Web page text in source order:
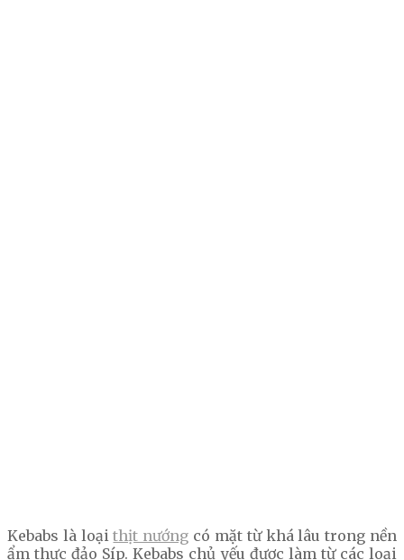
Kebabs là loạithịt nướng có mặt từ khá lâu trong nền
ẩm thực đảo Síp. Kebabs chủ yếu được làm từ các loại